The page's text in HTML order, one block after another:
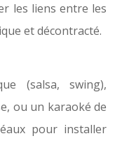
les liens entre les
et décontracté.
(salsa, swing),
ou un karaoké de
pour installer